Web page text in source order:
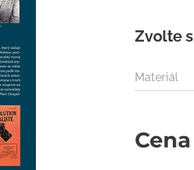
Zvolte
Materiál